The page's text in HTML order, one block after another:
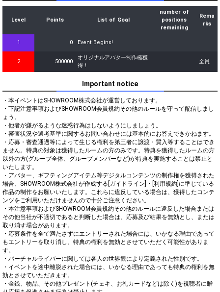
Level Points List of Goal
number of
positions
remaining
Rema
rks
1 0 Event Begins!
2 500000
オリジナルアバター制作権獲
得！
全員
Important notice
・本イベントはSHOWROOM株式会社が運営しております。
・下記注意事項およびSHOWROOM会員規約その他のルールを守って配信しまし
ょう。
・他者が嫌がるような迷惑行為はしないようにしましょう。
・審査状況や選考基準に関するお問い合わせには基本的にお答えできかねます。
・応募・審査通過等によって生じる権利を第三者に譲渡・質入等することはでき
ません。特典の対象は獲得したルームの方のみです。特典を獲得したルームの方
以外の方(グループ全体、グループメンバーなど)が特典を実施することは禁止と
いたします。
・アバター、ギフティングアイテム等デジタルコンテンツの制作権を獲得された
場合、SHOWROOM株式会社が作成する[ガイドライン]・[利用規約]に準じている
作品の制作をお願いいたします。これらに違反している場合は、獲得したコンテ
ンツをご利用いただけませんので十分ご注意ください。
・本注意事項およびSHOWROOM会員規約その他のルールに違反した場合または
その他当社が不適切であると判断した場合は、応募及び結果を無効とし、または
取り消す場合があります。
・応募条件を全て満たさずにエントリーされた場合には、いかなる理由であって
もエントリーを取り消し、特典の権利を無効とさせていただく可能性がありま
す。
・バーチャルライバーに関しては各人の世界観により定義された性別です。
・イベントを途中離脱された場合には、いかなる理由であっても特典の権利を無
効とさせていただきます。
・金銭、物品、その他プレゼント(チェキ、お礼カードなどは除く)を視聴者に贈